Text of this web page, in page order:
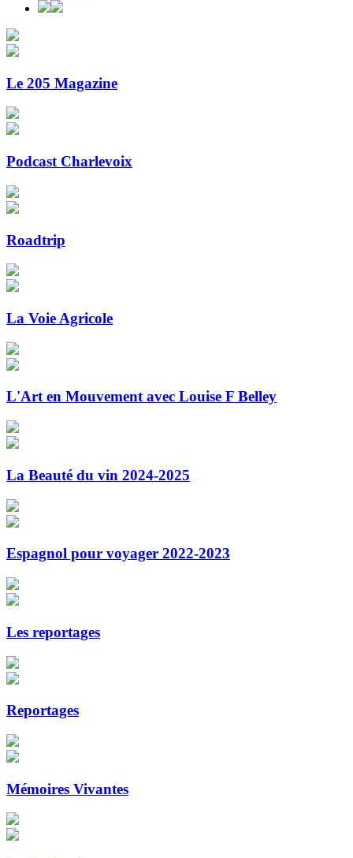
Le 205 Magazine
Podcast Charlevoix
Roadtrip
La Voie Agricole
L'Art en Mouvement avec Louise F Belley
La Beauté du vin 2024-2025
Espagnol pour voyager 2022-2023
Les reportages
Reportages
Mémoires Vivantes